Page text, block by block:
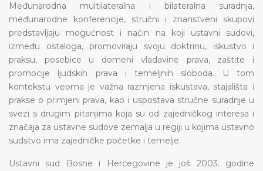
Međunarodna multilateralna i bilateralna suradnja,
međunarodne konferencije, stručni i znanstveni skupovi
predstavljaju mogućnost i način na koji ustavni sudovi,
između ostaloga, promoviraju svoju doktrinu, iskustvo i
praksu, posebice u domeni vladavine prava, zaštite i
promocije ljudskih prava i temeljnih sloboda. U tom
kontekstu veoma je važna razmjena iskustava, stajališta i
prakse o primjeni prava, kao i uspostava stručne suradnje u
svezi s drugim pitanjima koja su od zajedničkog interesa i
značaja za ustavne sudove zemalja u regiji u kojima ustavno
sudstvo ima zajedničke početke i temelje.
Ustavni sud Bosne i Hercegovine je još 2003. godine